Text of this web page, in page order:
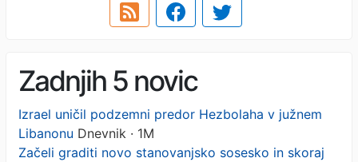
Zadnjih 5 novic
Izrael uničil podzemni predor Hezbolaha v južnem
Libanonu Dnevnik · 1M
Začeli graditi novo stanovanjsko sosesko in skoraj